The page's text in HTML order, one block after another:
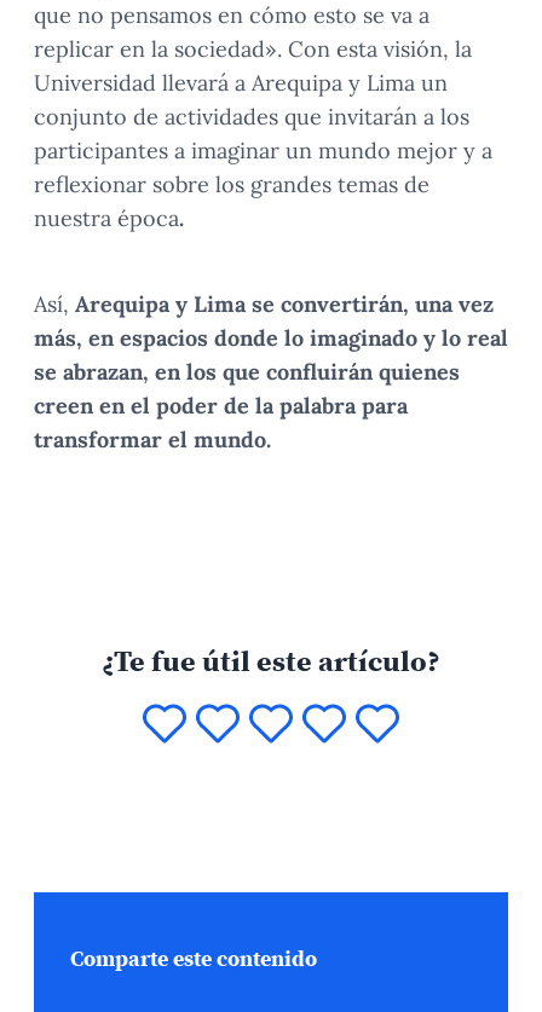
que no pensamos en cómo esto se va a
replicar en la sociedad». Con esta visión, la
Universidad llevará a Arequipa y Lima un
conjunto de actividades que invitarán a los
participantes a imaginar un mundo mejor y a
reflexionar sobre los grandes temas de
nuestra época.
Así, Arequipa y Lima se convertirán, una vez
más, en espacios donde lo imaginado y lo real
se abrazan, en los que confluirán quienes
creen en el poder de la palabra para
transformar el mundo.
¿Te fue útil este artículo?
Comparte este contenido